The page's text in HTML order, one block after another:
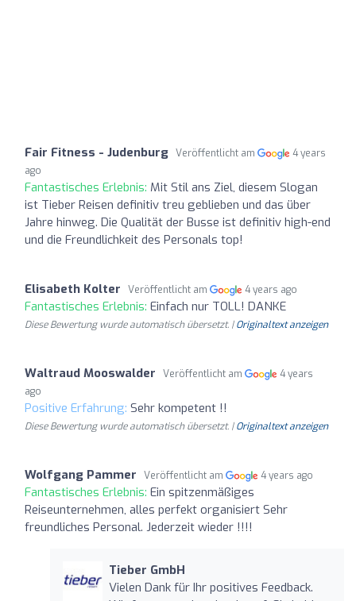
Fair Fitness - Judenburg Veröffentlicht am
4 years
ago
Fantastisches Erlebnis: Mit Stil ans Ziel, diesem Slogan
ist Tieber Reisen definitiv treu geblieben und das über
Jahre hinweg. Die Qualität der Busse ist definitiv high-end
und die Freundlichkeit des Personals top!
Elisabeth Kolter Veröffentlicht am 4 years ago
Fantastisches Erlebnis: Einfach nur TOLL! DANKE
Diese Bewertung wurde automatisch übersetzt. |Originaltext anzeigen
Waltraud Mooswalder Veröffentlicht am
4 years
ago
Positive Erfahrung: Sehr kompetent !!
Diese Bewertung wurde automatisch übersetzt. |Originaltext anzeigen
Wolfgang Pammer Veröffentlicht am 4 years ago
Fantastisches Erlebnis: Ein spitzenmäßiges
Reiseunternehmen, alles perfekt organisiert Sehr
freundliches Personal. Jederzeit wieder !!!!
Tieber GmbH
Vielen Dank für Ihr positives Feedback.